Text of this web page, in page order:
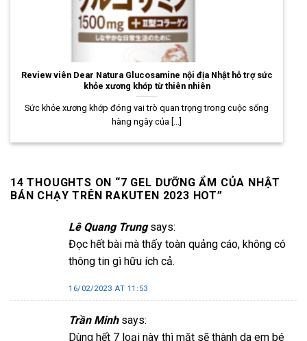
Review viên Dear Natura Glucosamine nội địa Nhật hỗ trợ sức
khỏe xương khớp từ thiên nhiên
Sức khỏe xương khớp đóng vai trò quan trọng trong cuộc sống
hàng ngày của [...]
14 THOUGHTS ON “7 GEL DƯỠNG ẨM CỦA NHẬT
BÁN CHẠY TRÊN RAKUTEN 2023 HOT”
Lê Quang Trung says:
Đọc hết bài mà thấy toàn quảng cáo, không có
thông tin gì hữu ích cả.
16/02/2023 AT 11:53
Trần Minh says:
Dùng hết 7 loại này thì mặt sẽ thành da em bé